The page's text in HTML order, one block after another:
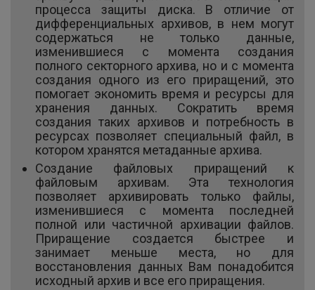
процесса защиты диска. В отличие от
дифференциальных архивов, в нем могут
содержаться не только данные,
изменившиеся с момента создания
полного секторного архива, но и с момента
создания одного из его приращений, это
помогает экономить время и ресурсы для
хранения данных. Сократить время
создания таких архивов и потребность в
ресурсах позволяет специальный файл, в
котором хранятся метаданные архива.
Создание файловых приращений к
файловым архивам. Эта технология
позволяет архивировать только файлы,
изменившиеся с момента последней
полной или частичной архивации файлов.
Приращение создается быстрее и
занимает меньше места, но для
восстановления данных Вам понадобится
исходный архив и все его приращения.